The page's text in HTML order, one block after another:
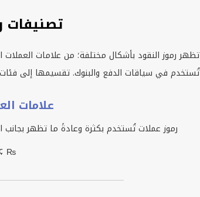
تصنيفات
تظهر رموز النقود بأشكال مختلفة؛ من علامات
تُستخدم في سياقات الدفع والبنوك. تقسيمها إلى
علامات
رموز عملات تُستخدم بكثرة وعادةً ما تظهر بجانب
₨